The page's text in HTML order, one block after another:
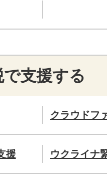
支援する
クラウドフ
援 ウクライナ